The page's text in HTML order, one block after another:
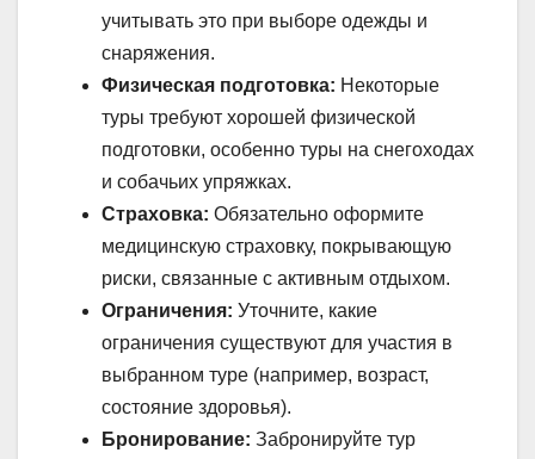
учитывать это при выборе одежды и
снаряжения.
Физическая подготовка: Некоторые
туры требуют хорошей физической
подготовки, особенно туры на снегоходах
и собачьих упряжках.
Страховка: Обязательно оформите
медицинскую страховку, покрывающую
риски, связанные с активным отдыхом.
Ограничения: Уточните, какие
ограничения существуют для участия в
выбранном туре (например, возраст,
состояние здоровья).
Бронирование: Забронируйте тур